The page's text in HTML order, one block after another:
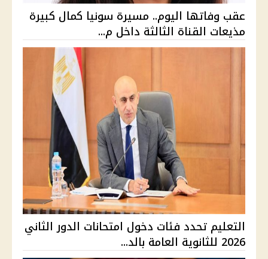
عقب وفاتها اليوم.. مسيرة سونيا كمال كبيرة
مذيعات القناة الثالثة داخل م...
التعليم تحدد فئات دخول امتحانات الدور الثاني
2026 للثانوية العامة بالد...